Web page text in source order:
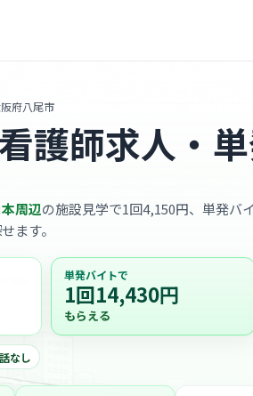
府八尾市
護師求人・
周辺の施設見学で1回4,150円、単発バ
ます。
単発バイトで
1回14,430円
もらえる
なし